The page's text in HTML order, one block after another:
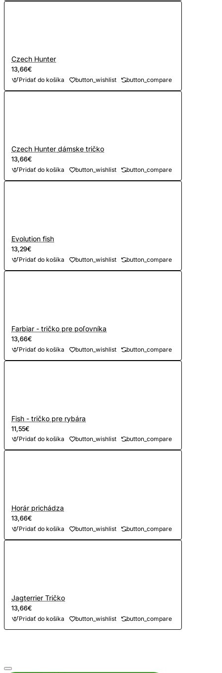
Czech Hunter
13,66€
Pridať do košíka button_wishlist button_compare
Czech Hunter dámske tričko
13,66€
Pridať do košíka button_wishlist button_compare
Evolution fish
13,29€
Pridať do košíka button_wishlist button_compare
Farbiar - tričko pre poľovníka
13,66€
Pridať do košíka button_wishlist button_compare
Fish - tričko pre rybára
11,55€
Pridať do košíka button_wishlist button_compare
Horár prichádza
13,66€
Pridať do košíka button_wishlist button_compare
Jagterrier Tričko
13,66€
Pridať do košíka button_wishlist button_compare